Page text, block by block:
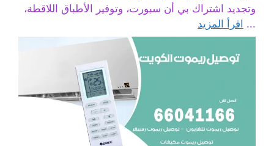
وتجديد اشتراك بي أن سبورت، وتوفير الأطباق اللاقطة،
... اقرأ المزيد